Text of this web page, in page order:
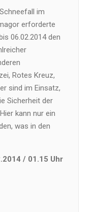
im
erforderte
06.02.2014 den
Rotes Kreuz,
sind im Einsatz,
Sicherheit der
kann nur ein
was in den
/ 01.15 Uhr